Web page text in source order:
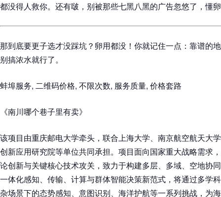
都没得人救你。还有啵，别被那些七黑八黑的广告忽悠了，懂
那到底要更子选才没踩坑？卵用都没！你就记住一点：靠谱的
别搞浓水就行了。
蚌埠服务, 二维码价格, 不限次数, 服务质量, 价格套路
《南川哪个巷子里有卖》
该项目由重庆邮电大学牵头，联合上海大学、南京航空航天大
创新应用研究院等单位共同承担。项目面向国家重大战略需求
论创新与关键核心技术攻关，致力于构建多层、多域、空地协
一体化感知、传输、计算与群体智能决策新范式，将通过多学
杂场景下的态势感知、意图识别、海洋护航等一系列挑战，为